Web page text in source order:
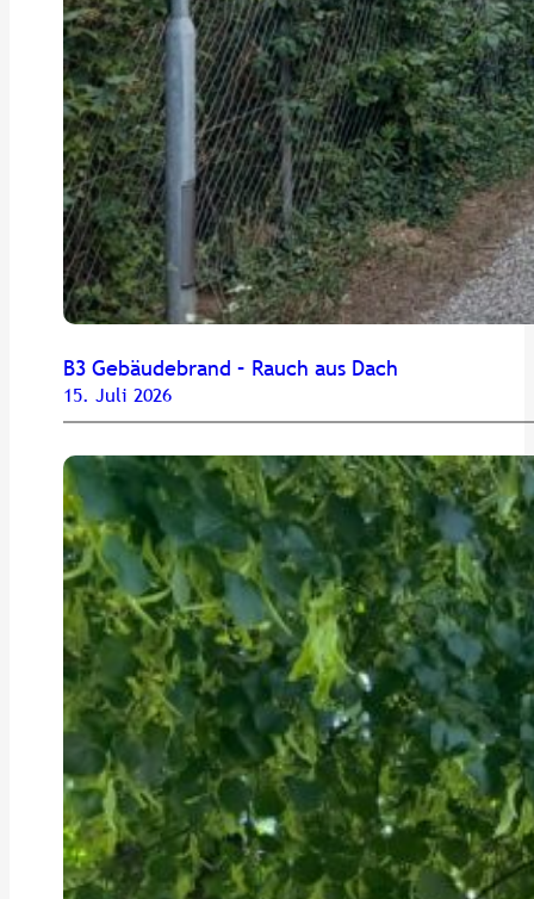
B3 Gebäudebrand – Rauch aus Dach
15. Juli 2026